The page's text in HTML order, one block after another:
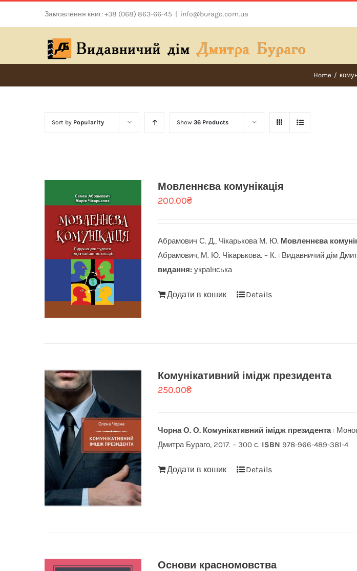
Замовлення книг: +38 (068) 863-66-45 | info@burago.com.ua
Home /
Sort by Popularity Show 36 Products
Мовленнєва комунікація
200.00₴
Абрамович С. Д., Чікарькова М. Ю. Мовленнєва
Абрамович, М. Ю. Чікарькова. – К. : Видавничий дім
видання: українська
Додати в кошик Details
Комунікативний імідж президента
250.00₴
Чорна О. О. Комунікативний імідж президента:
Дмитра Бураго, 2017. – 300 с. ISBN 978-966-489-381-4
Додати в кошик Details
Основи красномовства